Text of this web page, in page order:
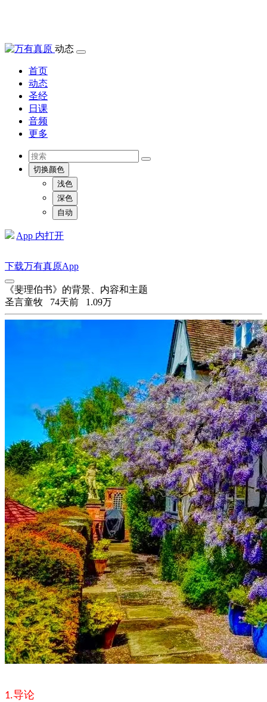
动态
首页
动态
圣经
日课
音频
更多
切换颜色
浅色
深色
自动
App 内打开
下载万有真原App
《斐理伯书》的背景、内容和主题
圣言童牧 74天前 1.09万
1.导论